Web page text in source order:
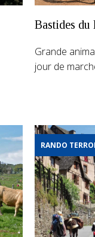
Bastides du
Grande
jour de
RANDO